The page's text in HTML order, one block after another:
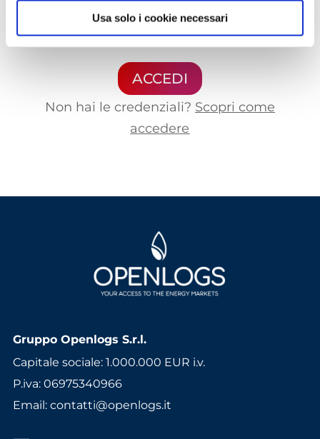
Usa solo i cookie necessari
già in possesso delle credenziali oppure
clicca quiper scoprire come accedere.
ACCEDI
Non hai le credenziali? Scopri come
accedere
Gruppo Openlogs S.r.l.
Capitale sociale: 1.000.000 EUR i.v.
P.iva: 06975340966
Email: contatti@openlogs.it